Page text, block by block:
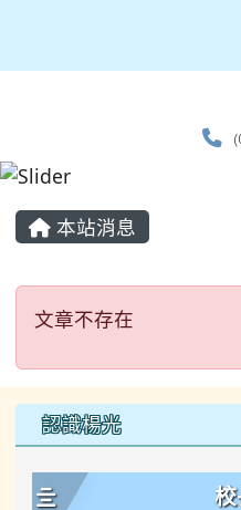
主內容區域
本站消息
文章不存在
文章不存在
左邊區域內容
認識楊光
校